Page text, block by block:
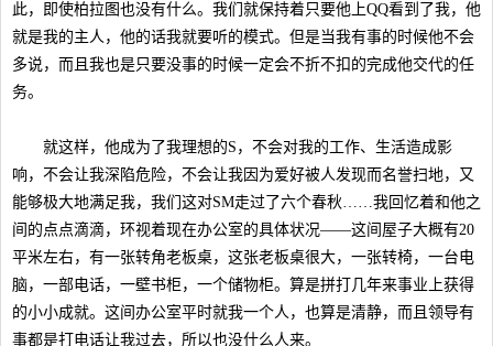
此，即使柏拉图也没有什么。我们就保持着只要他上QQ看到了我，他
就是我的主人，他的话我就要听的模式。但是当我有事的时候他不会
多说，而且我也是只要没事的时候一定会不折不扣的完成他交代的任
务。
就这样，他成为了我理想的S，不会对我的工作、生活造成影
响，不会让我深陷危险，不会让我因为爱好被人发现而名誉扫地，又
能够极大地满足我，我们这对SM走过了六个春秋……我回忆着和他之
间的点点滴滴，环视着现在办公室的具体状况——这间屋子大概有20
平米左右，有一张转角老板桌，这张老板桌很大，一张转椅，一台电
脑，一部电话，一壁书柜，一个储物柜。算是拼打几年来事业上获得
的小小成就。这间办公室平时就我一个人，也算是清静，而且领导有
事都是打电话让我过去，所以也没什么人来。